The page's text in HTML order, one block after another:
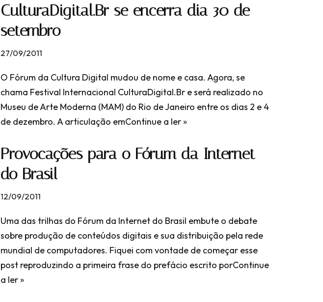
CulturaDigital.Br se encerra dia 30 de
setembro
27/09/2011
O Fórum da Cultura Digital mudou de nome e casa. Agora, se
chama Festival Internacional CulturaDigital.Br e será realizado no
Museu de Arte Moderna (MAM) do Rio de Janeiro entre os dias 2 e 4
de dezembro. A articulação emContinue a ler »
Provocações para o Fórum da Internet
do Brasil
12/09/2011
Uma das trilhas do Fórum da Internet do Brasil embute o debate
sobre produção de conteúdos digitais e sua distribuição pela rede
mundial de computadores. Fiquei com vontade de começar esse
post reproduzindo a primeira frase do prefácio escrito porContinue
a ler »